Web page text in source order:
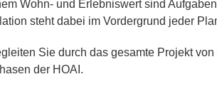
Wohn- und Erlebniswert sind
steht dabei im Vordergrund jeder
Sie durch das gesamte Projekt
der HOAI.